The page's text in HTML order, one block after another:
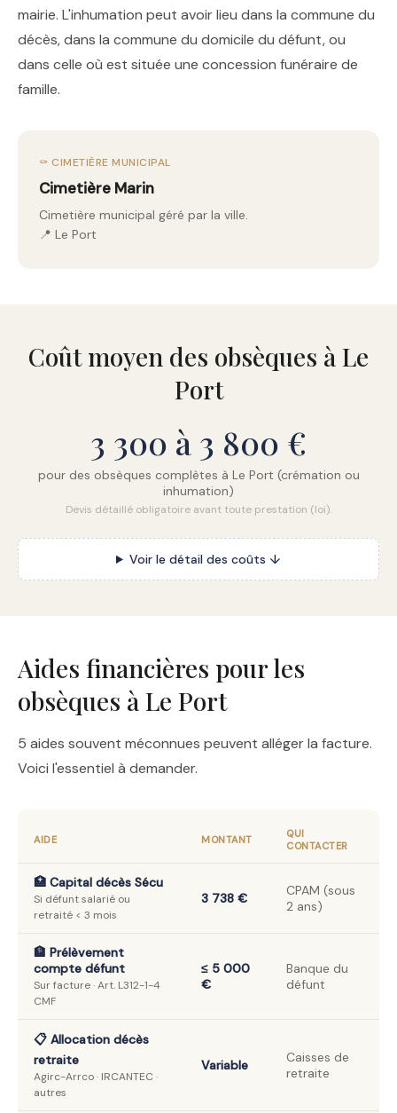
mairie. L'inhumation peut avoir lieu dans la commune du
décès, dans la commune du domicile du défunt, ou
dans celle où est située une concession funéraire de
famille.
⚰️ CIMETIÈRE MUNICIPAL
Cimetière Marin
Cimetière municipal géré par la ville.
📍 Le Port
Coût moyen des obsèques à Le
Port
3 300 à 3 800 €
pour des obsèques complètes à Le Port (crémation ou
inhumation)
Devis détaillé obligatoire avant toute prestation (loi).
Voir le détail des coûts ↓
Aides financières pour les
obsèques à Le Port
5 aides souvent méconnues peuvent alléger la facture.
Voici l'essentiel à demander.
AIDE MONTANT
QUI
CONTACTER
🏥 Capital décès Sécu
Si défunt salarié ou
retraité < 3 mois
3 738 €
CPAM (sous
2 ans)
🏦 Prélèvement
compte défunt
Sur facture · Art. L312-1-4
CMF
≤ 5 000
€
Banque du
défunt
📋 Allocation décès
retraite
Agirc-Arrco · IRCANTEC ·
autres
Variable
Caisses de
retraite